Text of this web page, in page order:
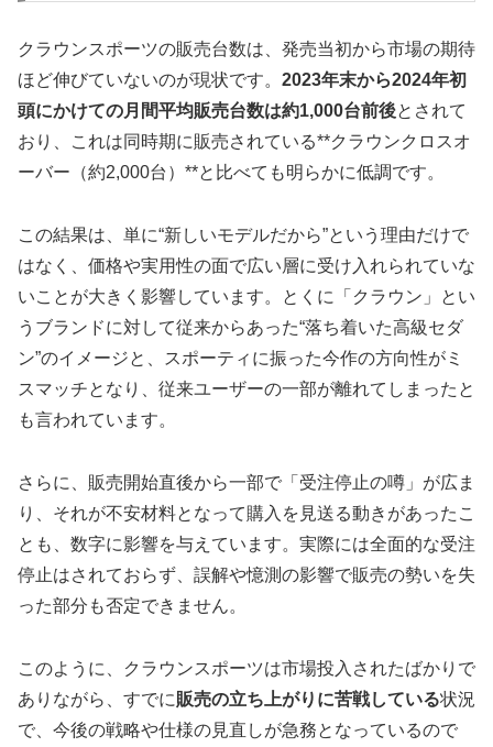
クラウンスポーツの販売台数は、発売当初から市場の期待
ほど伸びていないのが現状です。 2023年末から2024年初
頭にかけての月間平均販売台数は約1,000台前後とされて
おり、これは同時期に販売されている**クラウンクロスオ
ーバー（約2,000台）**と比べても明らかに低調です。
この結果は、単に“新しいモデルだから”という理由だけで
はなく、価格や実用性の面で広い層に受け入れられていな
いことが大きく影響しています。とくに「クラウン」とい
うブランドに対して従来からあった“落ち着いた高級セダ
ン”のイメージと、スポーティに振った今作の方向性がミ
スマッチとなり、従来ユーザーの一部が離れてしまったと
も言われています。
さらに、販売開始直後から一部で「受注停止の噂」が広ま
り、それが不安材料となって購入を見送る動きがあったこ
とも、数字に影響を与えています。実際には全面的な受注
停止はされておらず、誤解や憶測の影響で販売の勢いを失
った部分も否定できません。
このように、クラウンスポーツは市場投入されたばかりで
ありながら、すでに販売の立ち上がりに苦戦している状況
で、今後の戦略や仕様の見直しが急務となっているので